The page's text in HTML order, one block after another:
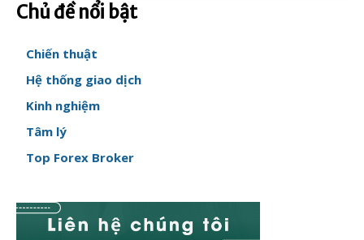
Chủ đề nổi bật
Chiến thuật
Hệ thống giao dịch
Kinh nghiệm
Tâm lý
Top Forex Broker